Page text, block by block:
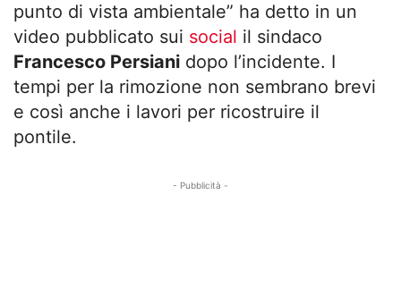
punto di vista ambientale” ha detto in un
video pubblicato sui social il sindaco
Francesco Persiani dopo l’incidente. I
tempi per la rimozione non sembrano brevi
e così anche i lavori per ricostruire il
pontile.
- Pubblicità -